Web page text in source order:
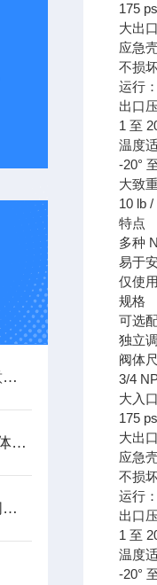
减压阀的安装要求及使用注意事项
HSV086切断阀：开启工业流体控制的新篇章
自动化工业新宠：电磁同轴阀的高效节能解决方案
175
大出
应急
不损
运行
出口
1 至
温度
-20°
大致
10 lb
特点
多种
易于
仅使
规格
可选
独立
阀体
3/4
大入
175
大出
应急
不损
运行
出口
1 至
温度
-20°